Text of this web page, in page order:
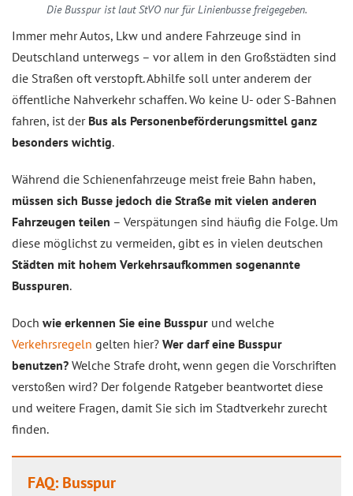
Die Busspur ist laut StVO nur für Linienbusse freigegeben.
Immer mehr Autos, Lkw und andere Fahrzeuge sind in
Deutschland unterwegs – vor allem in den Großstädten sind
die Straßen oft verstopft. Abhilfe soll unter anderem der
öffentliche Nahverkehr schaffen. Wo keine U- oder S-Bahnen
fahren, ist der Bus als Personenbeförderungsmittel ganz
besonders wichtig.
Während die Schienenfahrzeuge meist freie Bahn haben,
müssen sich Busse jedoch die Straße mit vielen anderen
Fahrzeugen teilen – Verspätungen sind häufig die Folge. Um
diese möglichst zu vermeiden, gibt es in vielen deutschen
Städten mit hohem Verkehrsaufkommen sogenannte
Busspuren.
Doch wie erkennen Sie eine Busspur und welche
Verkehrsregeln gelten hier? Wer darf eine Busspur
benutzen? Welche Strafe droht, wenn gegen die Vorschriften
verstoßen wird? Der folgende Ratgeber beantwortet diese
und weitere Fragen, damit Sie sich im Stadtverkehr zurecht
finden.
FAQ: Busspur